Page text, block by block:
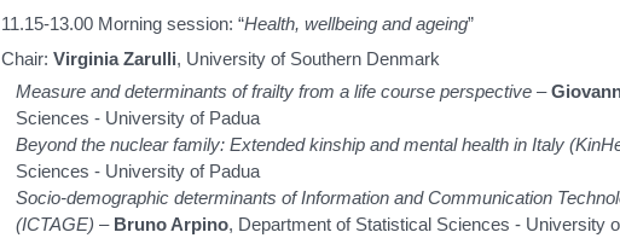
11.15-13.00 Morning session: “Health, wellbeing and ageing”
Chair:Virginia Zarulli, University of Southern Denmark
Measure and determinants of frailty from a life course perspective –
Sciences - University of Padua
Beyond the nuclear family: Extended kinship and mental health in Italy
Sciences - University of Padua
Socio-demographic determinants of Information and Communication
(ICTAGE) – Bruno Arpino, Department of Statistical Sciences - University